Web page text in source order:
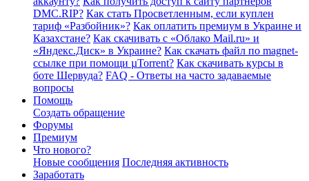
DMC.RIP? Как стать Просветленным, если куплен
тариф «Разбойник»? Как оплатить премиум в Украине и
Казахстане? Как скачивать с «Облако Mail.ru» и
«Яндекс.Диск» в Украине? Как скачать файл по magnet-
ссылке при помощи µTorrent? Как скачивать курсы в
боте Шервуда? FAQ - Ответы на часто задаваемые
вопросы
Помощь
Создать обращение
Форумы
Премиум
Что нового?
Новые сообщения Последняя активность
Заработать